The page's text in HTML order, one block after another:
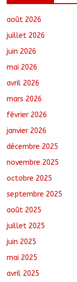
août 2026
juillet 2026
juin 2026
mai 2026
avril 2026
mars 2026
février 2026
janvier 2026
décembre 2025
novembre 2025
octobre 2025
septembre 2025
août 2025
juillet 2025
juin 2025
mai 2025
avril 2025